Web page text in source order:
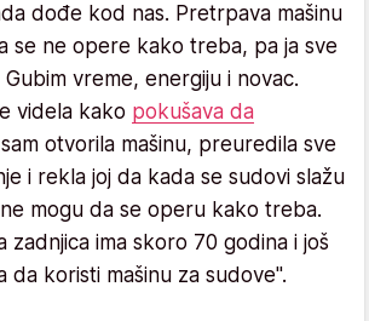
dođe kod nas. Pretrpava mašinu
se ne opere kako treba, pa ja sve
vreme, energiju i novac.
videla kako pokušava da
otvorila mašinu, preuredila sve
i rekla joj da kada se sudovi slažu
mogu da se operu kako treba.
zadnjica ima skoro 70 godina i još
da koristi mašinu za sudove".